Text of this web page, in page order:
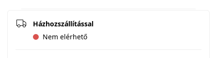
Házhozszállítással
Nem elérhető